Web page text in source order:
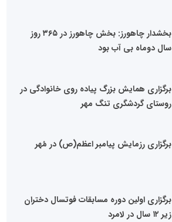
بخشدار چاهورز: بخش چاهورز در ۳۶۵ روز
سال دوماه بی آب بود
برگزاری همایش بزرگ پیاده روی خانوادگی در
روستای گردشگری تنگ مهر
برگزاری رزمایش پیامبر اعظم(ص) در مُهر
برگزاری اولین دوره مسابقات فوتسال دختران
زیر ۱۲ سال در لامرد